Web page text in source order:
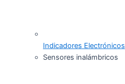
Indicadores Electrónicos
Sensores inalámbricos